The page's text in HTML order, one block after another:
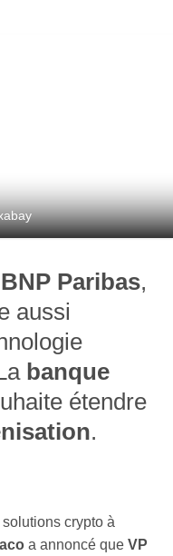
BNP Paribas,
aussi
banque
étendre
.
crypto à
a annoncé que VP